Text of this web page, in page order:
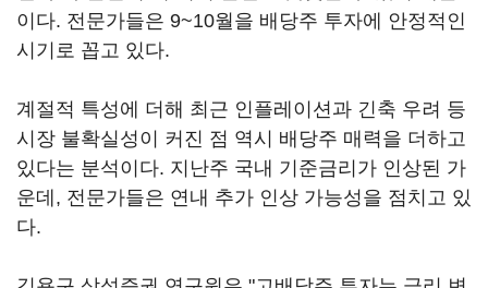
이다. 전문가들은 9~10월을 배당주 투자에 안정적인
시기로 꼽고 있다.
계절적 특성에 더해 최근 인플레이션과 긴축 우려 등
시장 불확실성이 커진 점 역시 배당주 매력을 더하고
있다는 분석이다. 지난주 국내 기준금리가 인상된 가
운데, 전문가들은 연내 추가 인상 가능성을 점치고 있
다.